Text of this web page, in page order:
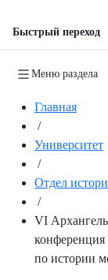
Быстрый переход
Меню раздела
Главная
/
Университет
/
Отдел
/
VI
по истории